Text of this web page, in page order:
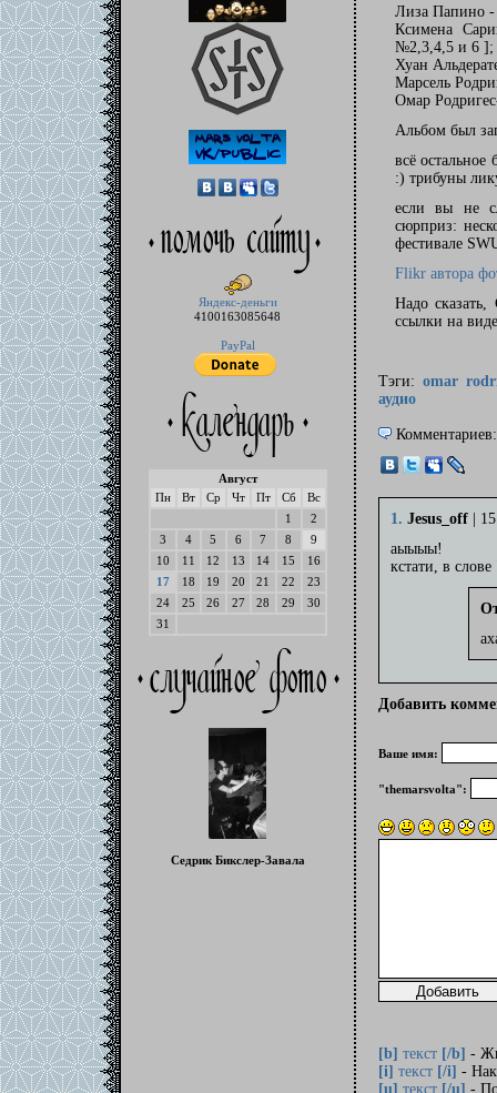
Яндекс-деньги
4100163085648
PayPal
Август
Пн
Вт Ср Чт Пт Сб
Вс
1
2
3
4 5 6 7 8
9
10
11 12 13 14 15
16
17
18 19 20 21 22
23
24
25 26 27 28 29
30
31
Седрик Бикслер-Завала
Лиза Папино -
Ксимена
№2,3,4,5 и 6 ];
Хуан
Марсель
Омар
Альбом был
всё
:) трибуны
если вы не
сюрприз:
фестивале
Flikr автора
Надо
ссылки на
Тэги:omar
аудио
1. Jesus_off |
аыыыы!
кстати, в
Добавить
Ваше имя:
"themarsvolta":
[b] текст [/b] -
[i] текст [/i] -
[u] текст [/u] -